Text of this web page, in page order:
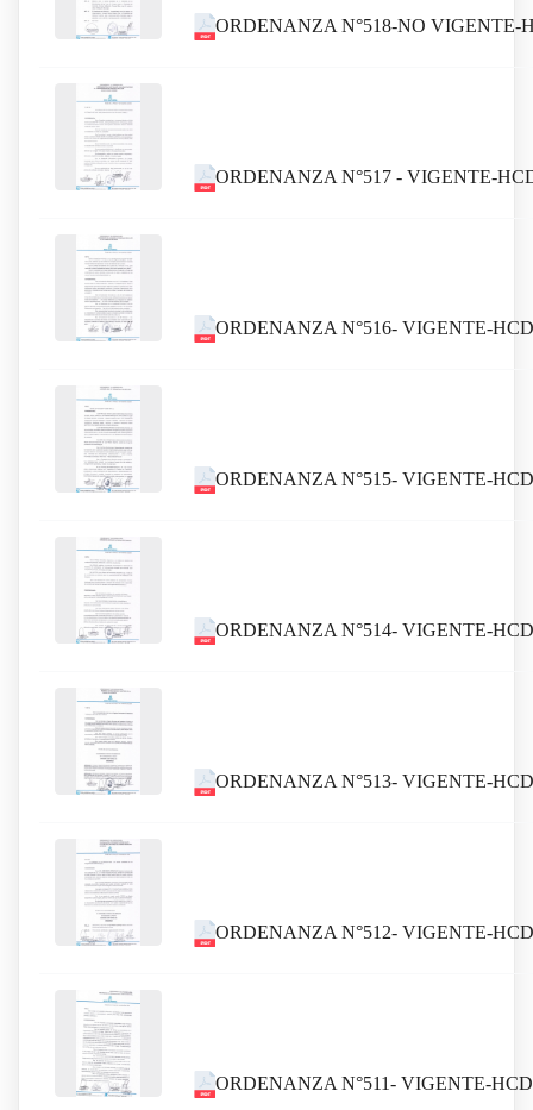
ORDENANZA N°518-NO
ORDENANZA N°517 - VIGENTE-
ORDENANZA N°516- VIGENTE-
ORDENANZA N°515- VIGENTE-
ORDENANZA N°514- VIGENTE-
ORDENANZA N°513- VIGENTE-
ORDENANZA N°512- VIGENTE-
ORDENANZA N°511- VIGENTE-